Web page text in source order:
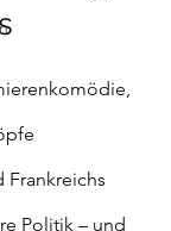
bewertet.
Frankreichs
Politik – und